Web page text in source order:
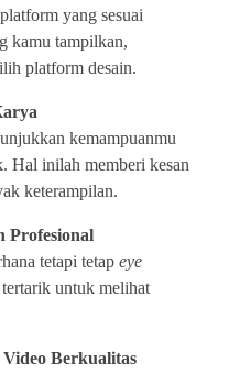
yang sesuai
kamu tampilkan,
platform desain.
kemampuanmu
Hal inilah memberi kesan
keterampilan.
Profesional
tetapi tetap eye
untuk melihat
Berkualitas